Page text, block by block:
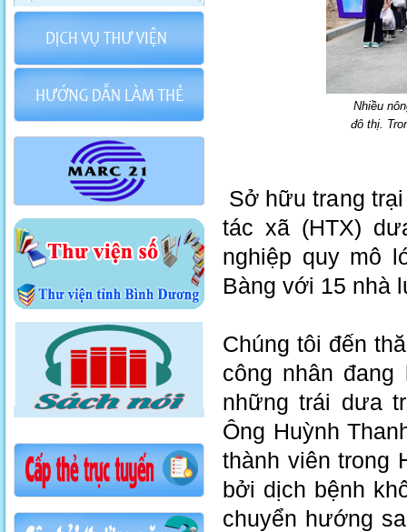
Nhiều
đô thị.
Sở hữu trang
tác xã (HTX)
nghiệp quy mô
Bàng với 15 nhà
Chúng tôi đến
công nhân
những trái dưa
Ông Huỳnh
thành viên trong
bởi dịch bệnh
chuyển hướng